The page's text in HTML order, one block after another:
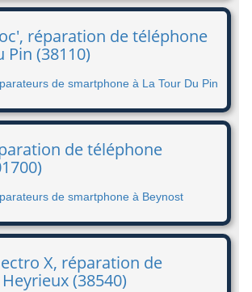
réparation de téléphone
Pin (38110)
de smartphone à La Tour Du Pin
de téléphone
de smartphone à Beynost
X, réparation de
(38540)